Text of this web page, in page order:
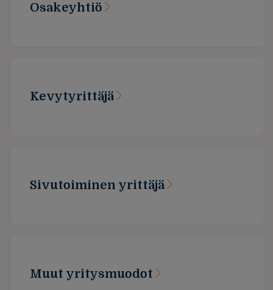
Osakeyhtiö
Kevytyrittäjä
Sivutoiminen yrittäjä
Muut yritysmuodot